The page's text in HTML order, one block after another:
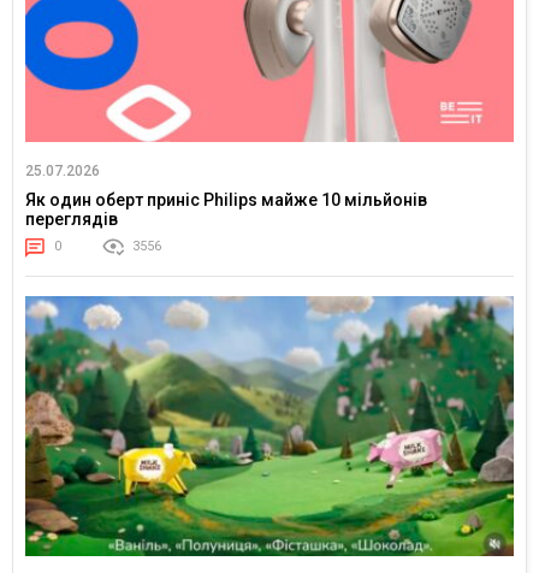
25.07.2026
Як один оберт приніс Philips майже 10 мільйонів
переглядів
0 3556